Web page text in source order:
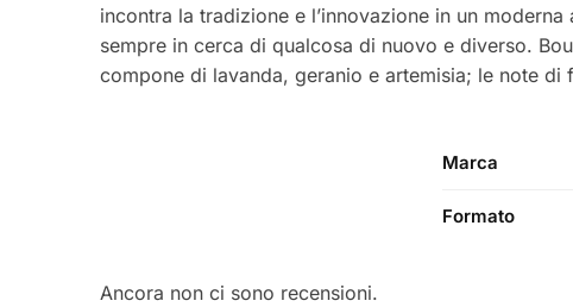
incontra la tradizione e l’innovazione in un
sempre in cerca di qualcosa di nuovo e diverso.
compone di lavanda, geranio e artemisia; le note
Marca
Formato
Ancora non ci sono recensioni.